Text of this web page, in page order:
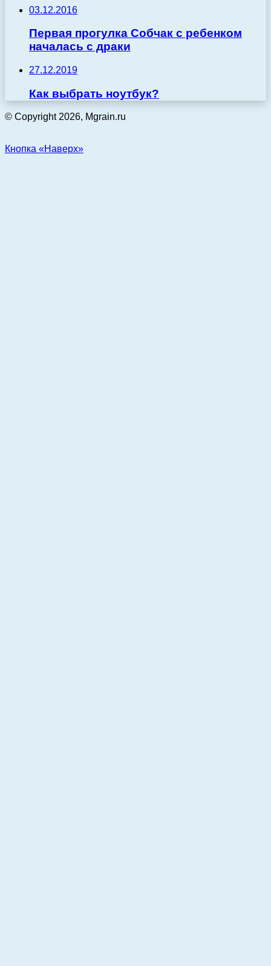
03.12.2016
Первая прогулка Собчак с ребенком
началась с драки
27.12.2019
Как выбрать ноутбук?
© Copyright 2026, Mgrain.ru
Кнопка «Наверх»